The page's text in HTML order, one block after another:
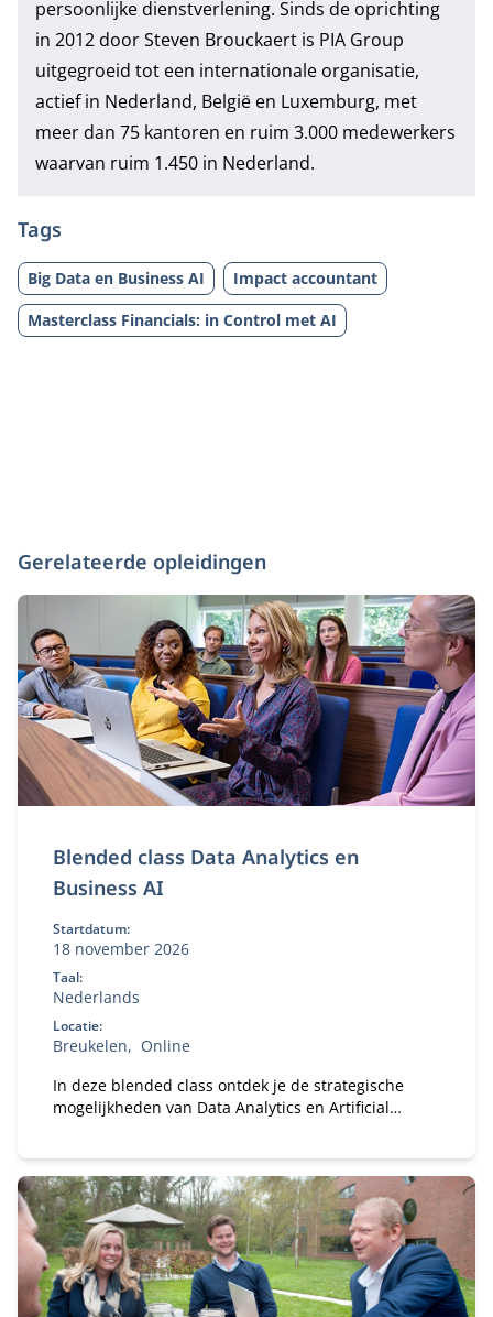
persoonlijke dienstverlening. Sinds de oprichting
in 2012 door Steven Brouckaert is PIA Group
uitgegroeid tot een internationale organisatie,
actief in Nederland, België en Luxemburg, met
meer dan 75 kantoren en ruim 3.000 medewerkers
waarvan ruim 1.450 in Nederland.
Tags
Big Data en Business AI
Impact accountant
Masterclass Financials: in Control met AI
Gerelateerde opleidingen
Blended class Data Analytics en
Business AI
Startdatum:
18 november 2026
Taal:
Nederlands
Locatie:
Breukelen
Online
In deze blended class ontdek je de strategische
mogelijkheden van Data Analytics en Artificial